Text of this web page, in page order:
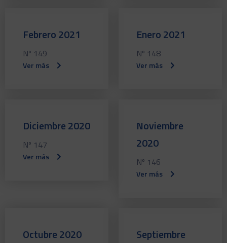
Febrero 2021
Nº 149
Ver más
Enero 2021
Nº 148
Ver más
Diciembre 2020
Nº 147
Ver más
Noviembre
2020
Nº 146
Ver más
Octubre 2020
Septiembre